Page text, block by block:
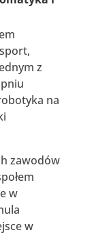
z
na
zawodów
w
w